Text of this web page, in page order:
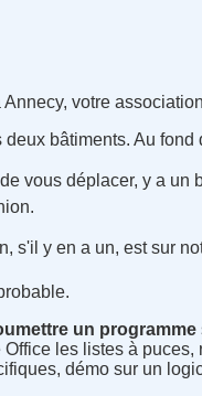
votre
deux bâtiments. Au
vous déplacer, y a un
s'il y en a un, est sur
un programme
les listes à puces,
démo sur un